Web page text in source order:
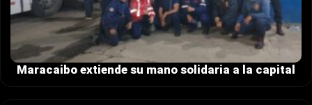
Maracaibo extiende su mano solidaria a la capital